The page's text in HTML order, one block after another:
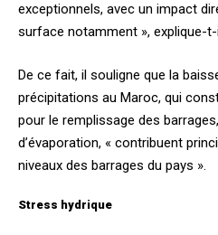
exceptionnels, avec un impact
surface notamment », explique-
De ce fait, il souligne que la
précipitations au Maroc, qui
pour le remplissage des
d’évaporation, « contribuent
niveaux des barrages du pays ».
Stress hydrique